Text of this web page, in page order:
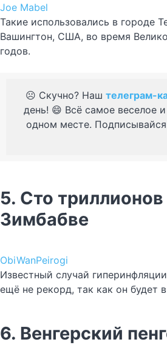
Joe Mabel
Такие использовались в городе
Вашингтон, США, во время
годов.
☹️ Скучно? Наш телеграм-
день! 😄 Всё самое веселое
одном месте.
5. Сто
Зимбабве
ObiWanPeirogi
Известный случай
ещё не рекорд, так как он будет
6. Венгерский